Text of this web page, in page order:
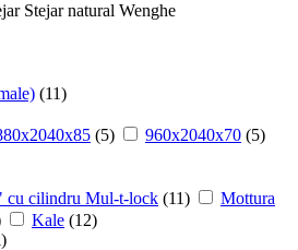
Stejar natural Wenghe
(11)
(5) 960x2040x70 (5)
cu cilindru Mul-t-lock (11)
Mottura
Kale (12)